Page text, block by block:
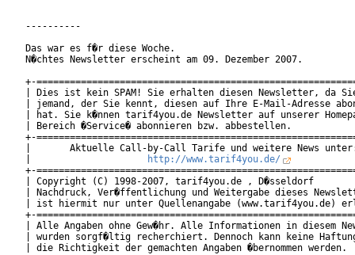
----------
Das war es f�r diese Woche.
N�chtes Newsletter erscheint am 09. Dezember 2007.
+-
| Dies ist kein SPAM! Sie erhalten diesen Newsletter, da
| jemand, der Sie kennt, diesen auf Ihre E-Mail-Adresse
| hat. Sie k�nnen tarif4you.de Newsletter auf unserer
| Bereich �Service� abonnieren bzw. abbestellen.
+-
|       Aktuelle Call-by-Call Tarife und weitere News
http://www.tarif4you.de/
+-
| Copyright (C) 1998-2007, tarif4you.de , D�sseldorf
| Nachdruck, Ver�ffentlichung und Weitergabe dieses
| ist hiermit nur unter Quellenangabe (www.tarif4you.de)
+-
| Alle Angaben ohne Gew�hr. Alle Informationen in diesem
| wurden sorgf�ltig recherchiert. Dennoch kann keine
| die Richtigkeit der gemachten Angaben �bernommen